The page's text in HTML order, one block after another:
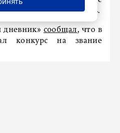
осушенных земель.
дневник» сообщал, что в
конкурс на звание